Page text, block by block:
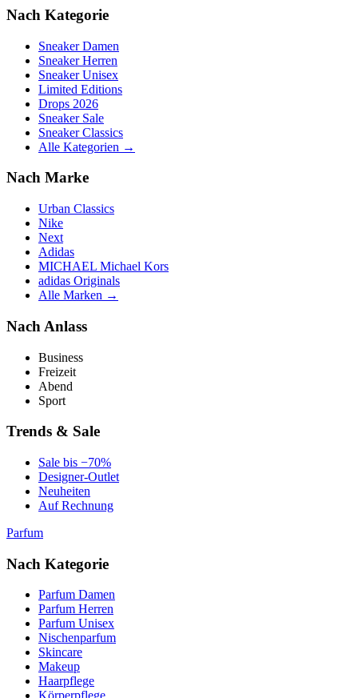
Nach Kategorie
Sneaker Damen
Sneaker Herren
Sneaker Unisex
Limited Editions
Drops 2026
Sneaker Sale
Sneaker Classics
Alle Kategorien →
Nach Marke
Urban Classics
Nike
Next
Adidas
MICHAEL Michael Kors
adidas Originals
Alle Marken →
Nach Anlass
Business
Freizeit
Abend
Sport
Trends & Sale
Sale bis −70%
Designer-Outlet
Neuheiten
Auf Rechnung
Parfum
Nach Kategorie
Parfum Damen
Parfum Herren
Parfum Unisex
Nischenparfum
Skincare
Makeup
Haarpflege